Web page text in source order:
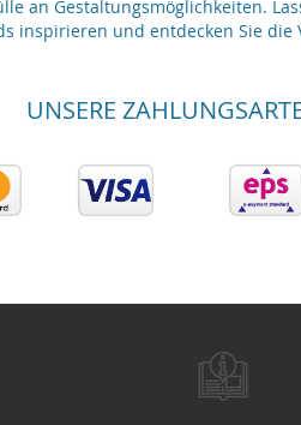
an Gestaltungsmöglichkeiten.
inspirieren und entdecken Sie die
UNSERE